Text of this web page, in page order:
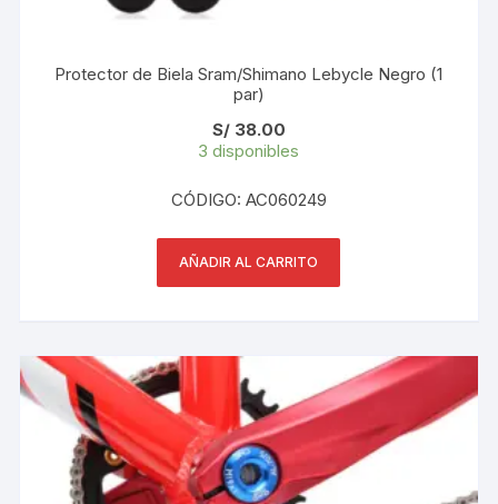
Protector de Biela Sram/Shimano Lebycle Negro (1
par)
S/38.00
3 disponibles
CÓDIGO: AC060249
AÑADIR AL CARRITO